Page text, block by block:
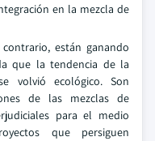
en la mezcla de
están ganando
que la tendencia de la
volvió ecológico. Son
de las mezclas de
para el medio
que persiguen